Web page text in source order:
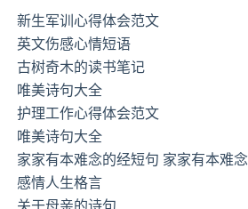
新生军训心得体会范文
英文伤感心情短语
古树奇木的读书笔记
唯美诗句大全
护理工作心得体会范文
唯美诗句大全
家家有本难念的经短句 家家有本难
感情人生格言